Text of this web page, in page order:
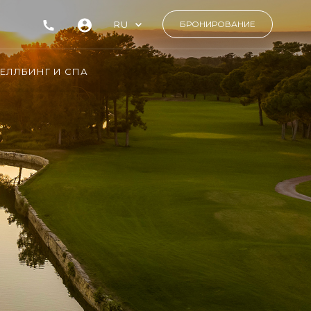
RU БРОНИРОВАНИЕ
И СПА